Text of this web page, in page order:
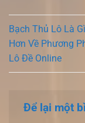
Bạch Thủ Lô Là
Hơn Về Phương
Lô Đề Online
Để lại một